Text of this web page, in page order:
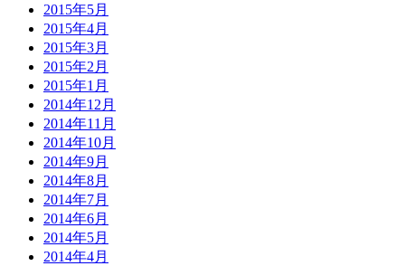
2015年5月
2015年4月
2015年3月
2015年2月
2015年1月
2014年12月
2014年11月
2014年10月
2014年9月
2014年8月
2014年7月
2014年6月
2014年5月
2014年4月